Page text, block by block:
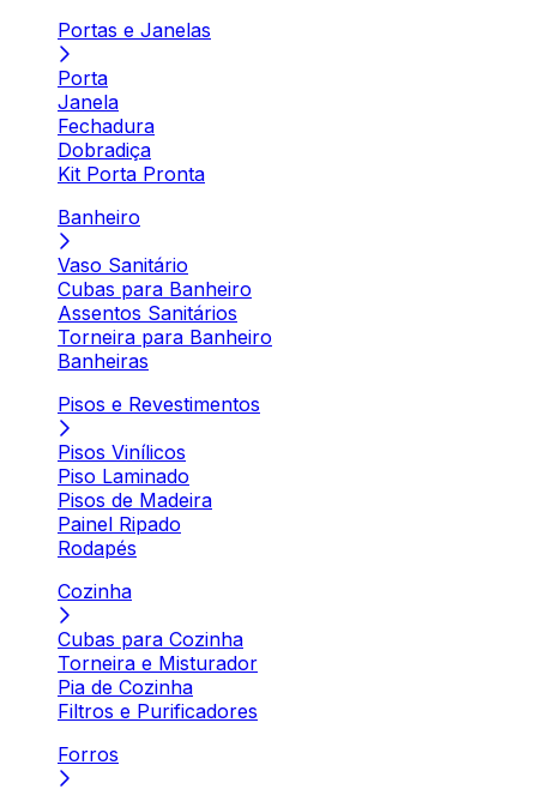
Portas e Janelas
Porta
Janela
Fechadura
Dobradiça
Kit Porta Pronta
Banheiro
Vaso Sanitário
Cubas para Banheiro
Assentos Sanitários
Torneira para Banheiro
Banheiras
Pisos e Revestimentos
Pisos Vinílicos
Piso Laminado
Pisos de Madeira
Painel Ripado
Rodapés
Cozinha
Cubas para Cozinha
Torneira e Misturador
Pia de Cozinha
Filtros e Purificadores
Forros